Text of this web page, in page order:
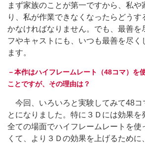
まず家族のことが第一ですから、私や
り、私が作業できなくなったらどうす
かなければなりません。でも、最善を
フやキャストにも、いつも最善を尽く
ます。
－本作はハイフレームレート（48コマ）を
ことですが、その理由は？
今回、いろいろと実験してみて48コ
とになりました。特に３Ｄには効果を
全ての場面でハイフレームレートを使
くて、より３Ｄの効果を上げるために